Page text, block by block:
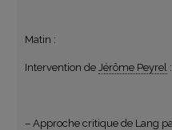
Matin :
Intervention de Jérôme Peyrel :
– Approche critique de Lang